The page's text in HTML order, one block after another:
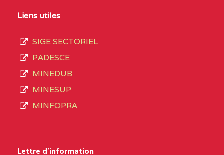
CENTRE
CENTRE
du
de
septembre
2020
compte
3408
Liens utiles
SIGE SECTORIEL
PADESCE
MINEDUB
MINESUP
MINFOPRA
Lettre d'information